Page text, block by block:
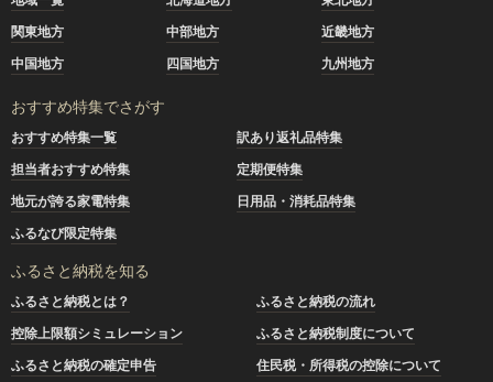
関東地方
中部地方
近畿地方
中国地方
四国地方 九州地方
おすすめ特集でさがす
おすすめ特集一覧
訳あり返礼品特集
担当者おすすめ特集
定期便特集
地元が誇る家電特集
日用品・消耗品特集
ふるなび限定特集
ふるさと納税を知る
ふるさと納税とは？
ふるさと納税の流れ
控除上限額シミュレーション
ふるさと納税制度について
ふるさと納税の確定申告
住民税・所得税の控除について